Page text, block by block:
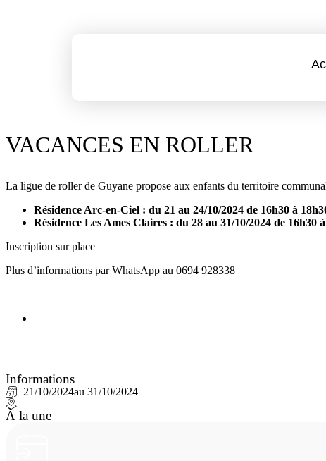
VACANCES EN ROLLER
La ligue de roller de Guyane propose aux enfants du territoire
Résidence Arc-en-Ciel : du 21 au 24/10/2024 de 16h30 à
Résidence Les Ames Claires : du 28 au 31/10/2024 de 16h30
Inscription sur place
Plus d’informations par WhatsApp au 0694 928338
Informations
21/10/2024au 31/10/2024
À la une